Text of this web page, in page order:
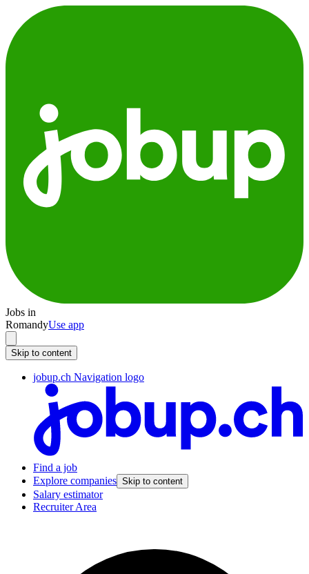
Jobs in
RomandyUse app
Skip to content
jobup.ch Navigation logo
Find a job
Explore companies Skip to content
Salary estimator
Recruiter Area